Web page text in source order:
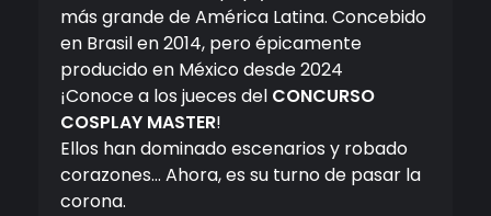
más grande de América Latina. Concebido
en Brasil en 2014, pero épicamente
producido en México desde 2024
¡Conoce a los jueces del CONCURSO
COSPLAY MASTER!
Ellos han dominado escenarios y robado
corazones… Ahora, es su turno de pasar la
corona.